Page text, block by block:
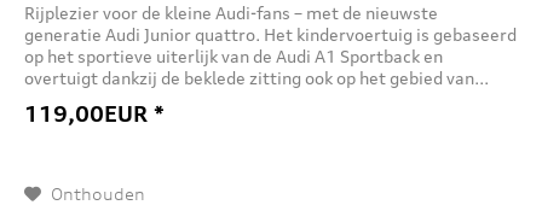
Rijplezier voor de kleine Audi-fans – met de nieuwste
generatie Audi Junior quattro. Het kindervoertuig is gebaseerd
op het sportieve uiterlijk van de Audi A1 Sportback en
overtuigt dankzij de beklede zitting ook op het gebied van...
119,00EUR *
Onthouden